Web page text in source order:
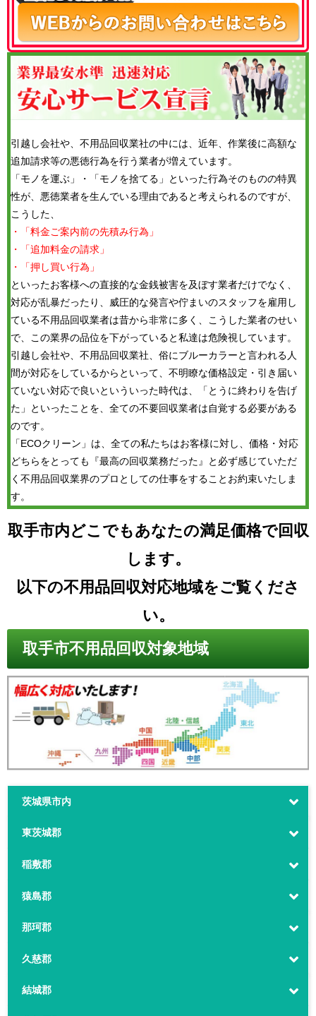
引越し会社や、不用品回収業社の中には、近年、作業後に高額な
追加請求等の悪徳行為を行う業者が増えています。
「モノを運ぶ」・「モノを捨てる」といった行為そのものの特異
性が、悪徳業者を生んでいる理由であると考えられるのですが、
こうした、
・「料金ご案内前の先積み行為」
・「追加料金の請求」
・「押し買い行為」
といったお客様への直接的な金銭被害を及ぼす業者だけでなく、
対応が乱暴だったり、威圧的な発言や佇まいのスタッフを雇用し
ている不用品回収業者は昔から非常に多く、こうした業者のせい
で、この業界の品位を下がっていると私達は危険視しています。
引越し会社や、不用品回収業社、俗にブルーカラーと言われる人
間が対応をしているからといって、不明瞭な価格設定・引き届い
ていない対応で良いといういった時代は、「とうに終わりを告げ
た」といったことを、全ての不要回収業者は自覚する必要がある
のです。
「ECOクリーン」は、全ての私たちはお客様に対し、価格・対応
どちらをとっても『最高の回収業務だった』と必ず感じていただ
く不用品回収業界のプロとしての仕事をすることお約束いたしま
す。
取手市内どこでもあなたの満足価格で回収
します。
以下の不用品回収対応地域をご覧くださ
い。
取手市不用品回収対象地域
茨城県市内
東茨城郡
稲敷郡
猿島郡
那珂郡
久慈郡
結城郡